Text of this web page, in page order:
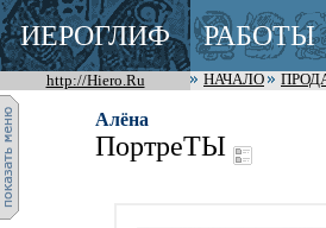
ИЕРОГЛИФ РАБОТЫ
http://Hiero.Ru НАЧАЛО
Алёна
ПортреТЫ